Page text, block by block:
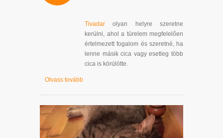
Tivadar olyan helyre szeretne
kerülni, ahol a türelem megfelelően
értelmezett fogalom és szeretné, ha
lenne másik cica vagy esetleg több
cica is körülötte.
Olvass tovább